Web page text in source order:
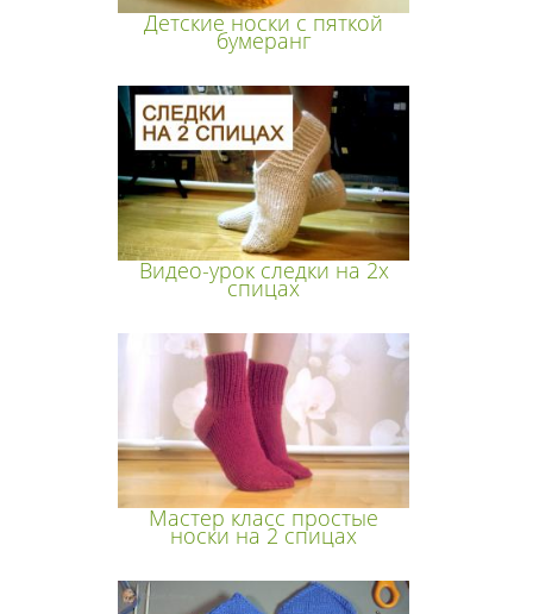
Детские носки с пяткой
бумеранг
Видео-урок следки на 2х
спицах
Мастер класс простые
носки на 2 спицах